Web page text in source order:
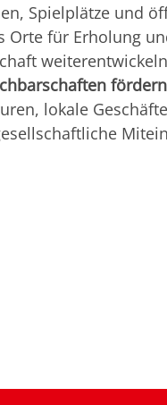
Spielplätze und
Orte für Erholung
fördern
lokale